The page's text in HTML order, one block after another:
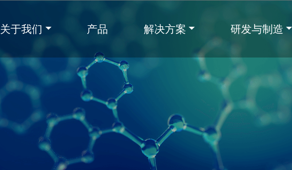
关于我们 产品 解决方案 研发与制造